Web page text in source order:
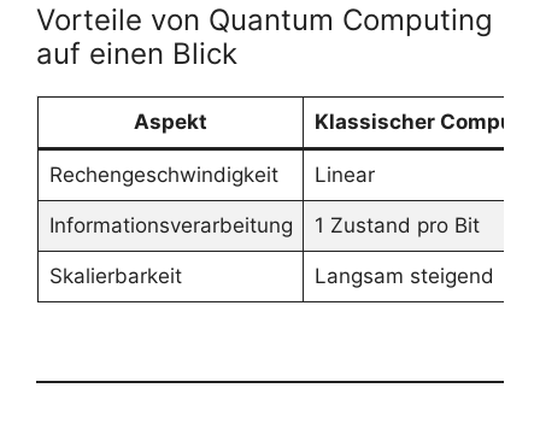
Vorteile von Quantum Computing
auf einen Blick
Aspekt Klassischer
Rechengeschwindigkeit Linear
Informationsverarbeitung 1 Zustand pro Bit
Skalierbarkeit Langsam steigend